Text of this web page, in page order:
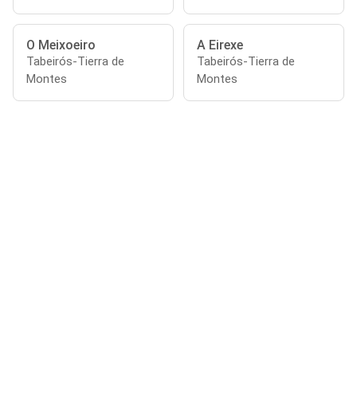
O Meixoeiro
Tabeirós-Tierra de
Montes
A Eirexe
Tabeirós-Tierra de
Montes